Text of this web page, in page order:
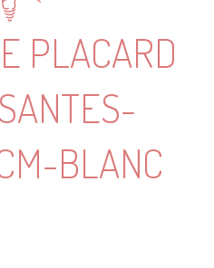
PLACARD
BLANC